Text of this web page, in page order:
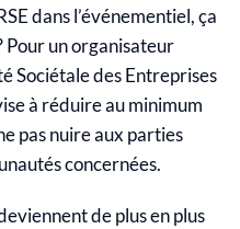
dans l’événementiel, ça
un organisateur
Sociétale des Entreprises
à réduire au minimum
pas nuire aux parties
concernées.
de plus en plus